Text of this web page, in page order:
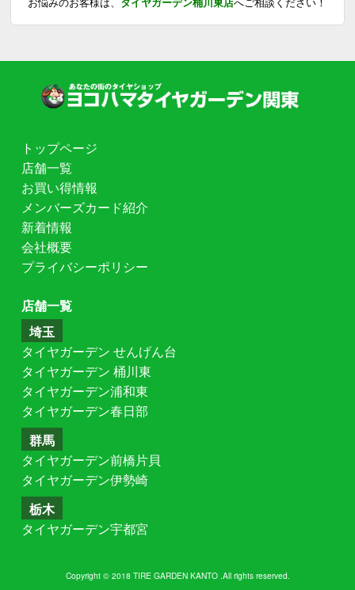
トップページ
店舗一覧
お買い得情報
メンバーズカード紹介
新着情報
会社概要
プライバシーポリシー
店舗一覧
埼玉
タイヤガーデン せんげん台
タイヤガーデン 桶川東
タイヤガーデン浦和東
タイヤガーデン春日部
群馬
タイヤガーデン前橋片貝
タイヤガーデン伊勢崎
栃木
タイヤガーデン宇都宮
Copyright © 2018 TIRE GARDEN KANTO .All rights reserved.